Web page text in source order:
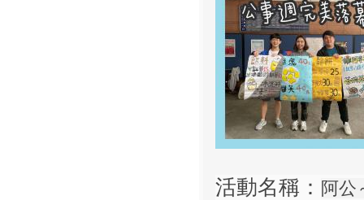
活動名稱： 阿公